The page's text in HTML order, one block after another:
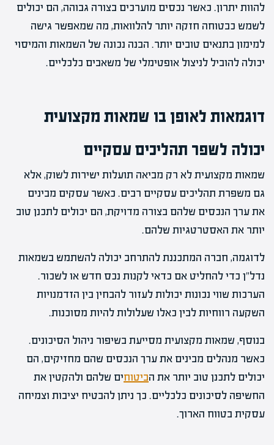
להוות יתרון. כאשר נכסים מוערכים בצורה גבוהה, הם יכולים
לשמש כבטוחה חזקה יותר להלוואות, מה שמאפשר גישה
למימון בתנאים טובים יותר. הבנה נכונה של השמאות והמיסוי
יכולה להוביל לניצול אופטימלי של משאבים כלכליים.
דוגמאות לאופן בו שמאות מקצועית
יכולה לשפר תהליכים עסקיים
שמאות מקצועית לא רק מביאה תועלות ישירות לשוק, אלא
גם משפרת תהליכים עסקיים רבים. כאשר עסקים מבינים
את ערך הנכסים שלהם בצורה מדויקת, הם יכולים לתכנן טוב
יותר את האסטרטגיות שלהם.
לדוגמה, חברה המתכננת להתרחב יכולה להשתמש בשמאות
נדל"ן כדי להחליט אם כדאי לקנות נכס חדש או לשכור.
הערכות שווי נכונות יכולות לעזור להבחין בין הזדמנויות
השקעה רווחיות לבין כאלו שעלולות להיות מסוכנות.
בנוסף, שמאות מקצועית מסייעת בשיפור ניהול הסיכונים.
כאשר מנהלים מבינים את ערך הנכסים שהם מחזיקים, הם
יכולים לתכנן טוב יותר את הביטוחים שלהם ולהקטין את
החשיפה לסיכונים כלכליים. כך ניתן להבטיח יציבות וצמיחה
עסקית בטווח הארוך.